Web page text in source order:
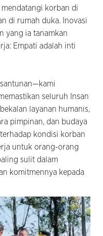
korban di
di rumah duka. Inovasi
yang ia tanamkan
Empati adalah inti
seluruh Insan
layanan humanis,
pimpinan, dan budaya
kondisi korban
untuk orang-orang
sulit dalam
komitmennya kepada